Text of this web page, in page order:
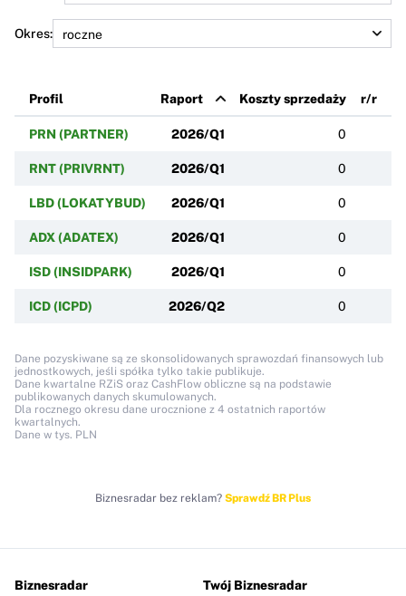
Okres:
Profil Raport Koszty sprzedaży r/r
PRN (PARTNER) 2026/Q1 0
RNT (PRIVRNT) 2026/Q1 0
LBD (LOKATYBUD) 2026/Q1 0
ADX (ADATEX) 2026/Q1 0
ISD (INSIDPARK) 2026/Q1 0
ICD (ICPD) 2026/Q2 0
Dane pozyskiwane są ze skonsolidowanych sprawozdań finansowych lub
jednostkowych, jeśli spółka tylko takie publikuje.
Dane kwartalne RZiS oraz CashFlow obliczne są na podstawie
publikowanych danych skumulowanych.
Dla rocznego okresu dane urocznione z 4 ostatnich raportów
kwartalnych.
Dane w tys. PLN
Biznesradar bez reklam? Sprawdź BR Plus
Biznesradar Twój Biznesradar